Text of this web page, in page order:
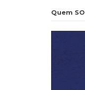
Quem